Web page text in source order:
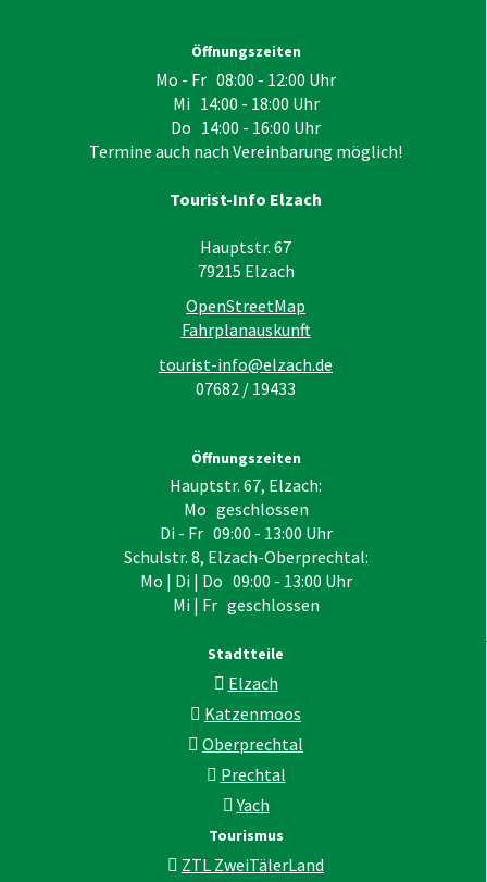
Öffnungszeiten
Mo - Fr 08:00 - 12:00 Uhr
Mi 14:00 - 18:00 Uhr
Do 14:00 - 16:00 Uhr
Termine auch nach Vereinbarung möglich!
Tourist-Info Elzach
Hauptstr. 67
79215 Elzach
OpenStreetMap
Fahrplanauskunft
tourist-info@elzach.de
07682 / 19433
Öffnungszeiten
Hauptstr. 67, Elzach:
Mo geschlossen
Di - Fr 09:00 - 13:00 Uhr
Schulstr. 8, Elzach-Oberprechtal:
Mo | Di | Do 09:00 - 13:00 Uhr
Mi | Fr geschlossen
Stadtteile
Elzach
Katzenmoos
Oberprechtal
Prechtal
Yach
Tourismus
ZTL ZweiTälerLand